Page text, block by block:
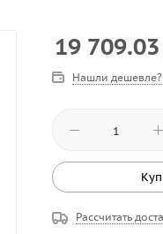
19 709.03
Нашли дешевле?
Рассчитать